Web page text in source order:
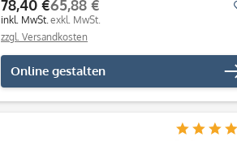
78,40 €
inkl. MwSt.
65,88 €
exkl. MwSt.
zzgl. Versandkosten
Online gestalten